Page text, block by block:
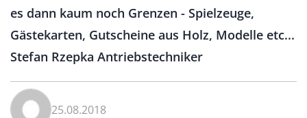
es dann kaum noch Grenzen - Spielzeuge,
Gästekarten, Gutscheine aus Holz, Modelle etc...
Stefan Rzepka Antriebstechniker
25.08.2018